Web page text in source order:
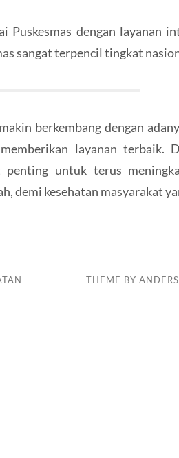
Puskesmas dengan layanan
sangat terpencil tingkat
berkembang dengan
layanan terbaik.
penting untuk terus
demi kesehatan masyarakat
THEME BY